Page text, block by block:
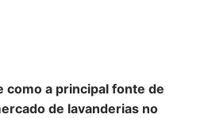
como a principal fonte de
de lavanderias no